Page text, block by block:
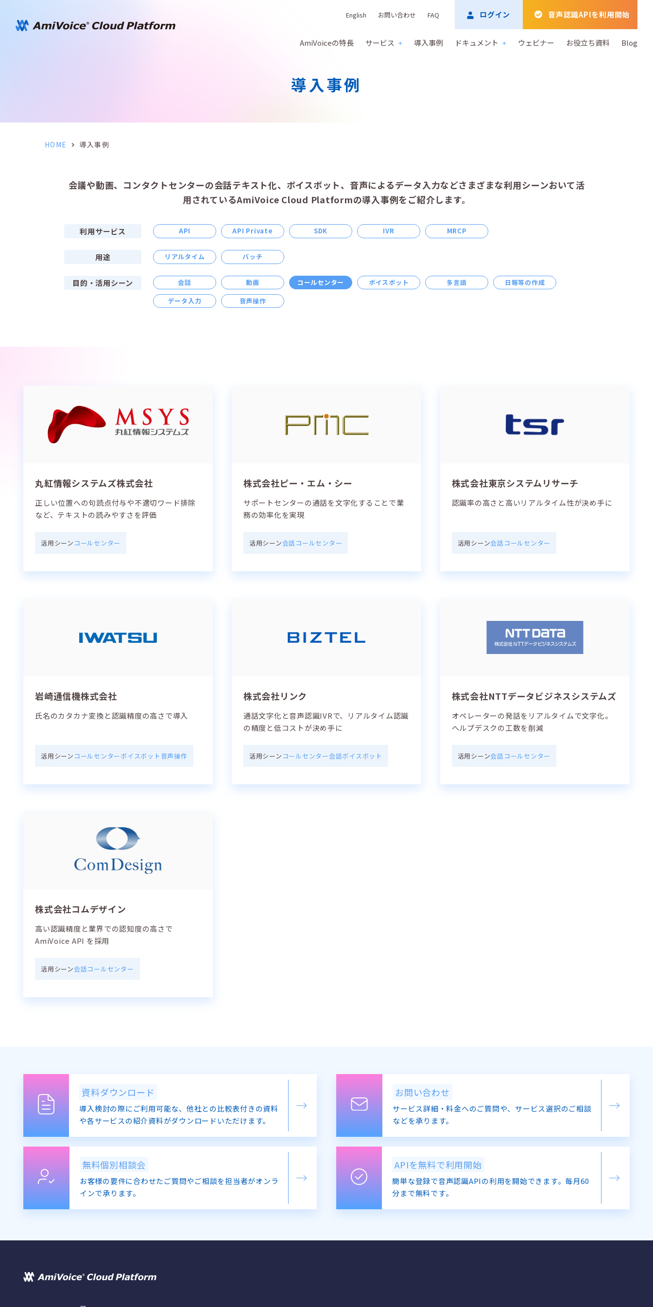
AmiVoiceの特長 サービス 導入事例 ドキュメント ウェビナー お役立ち資料 Blog
English お問い合わせ FAQ ログイン 音声認識APIを利用開始
導入事例
HOME 導入事例
会議や動画、コンタクトセンターの会話テキスト化、ボイスボット、音声によるデータ入力などさまざまな利用シーンおいて活
用されているAmiVoice Cloud Platformの導入事例をご紹介します。
利用サービス API API Private SDK IVR MRCP
用途 リアルタイム​ バッチ
目的・活用シーン 会話 動画 コールセンター ボイスボット 多言語
日報等の作成
データ入力
音声操作
丸紅情報システムズ株式会社
正しい位置への句読点付与や不適切ワード排除
など、テキストの読みやすさを評価
活用シーン コールセンター
株式会社ピー・エム・シー
サポートセンターの通話を文字化することで業
務の効率化を実現
活用シーン会話 コールセンター
株式会社東京システムリサーチ
認識率の高さと高いリアルタイム性が決め手に
活用シーン会話 コールセンター
岩崎通信機株式会社
氏名のカタカナ変換と認識精度の高さで導入
活用シーン コールセンターボイスボット 音声操作
株式会社リンク
通話文字化と音声認識IVRで、リアルタイム認識
の精度と低コストが決め手に
活用シーン コールセンター会話ボイスボット
株式会社NTTデータビジネスシステムズ
オペレーターの発話をリアルタイムで文字化。
ヘルプデスクの工数を削減
活用シーン会話 コールセンター
株式会社コムデザイン
高い認識精度と業界での認知度の高さで
AmiVoice API を採用
活用シーン会話コールセンター
資料ダウンロード
導入検討の際にご利用可能な、他社との比較表付きの資料
や各サービスの紹介資料がダウンロードいただけます。
お問い合わせ
サービス詳細・料金へのご質問や、サービス選択のご相談
などを承ります。
無料個別相談会
お客様の要件に合わせたご質問やご相談を担当者がオンラ
インで承ります。
APIを無料で利用開始
簡単な登録で音声認識APIの利用を開始できます。毎月60
分まで無料です。